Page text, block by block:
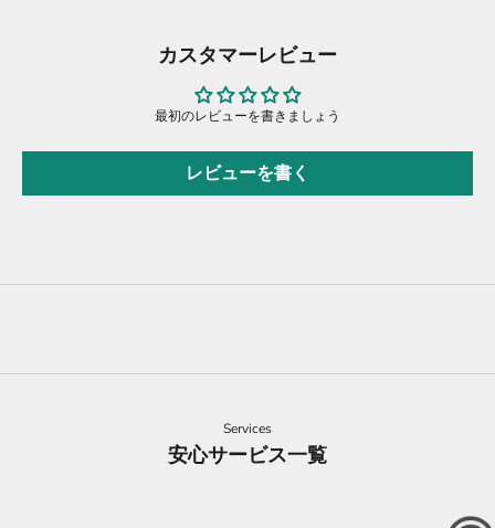
カスタマーレビュー
最初のレビューを書きましょう
レビューを書く
Services
安心サービス一覧